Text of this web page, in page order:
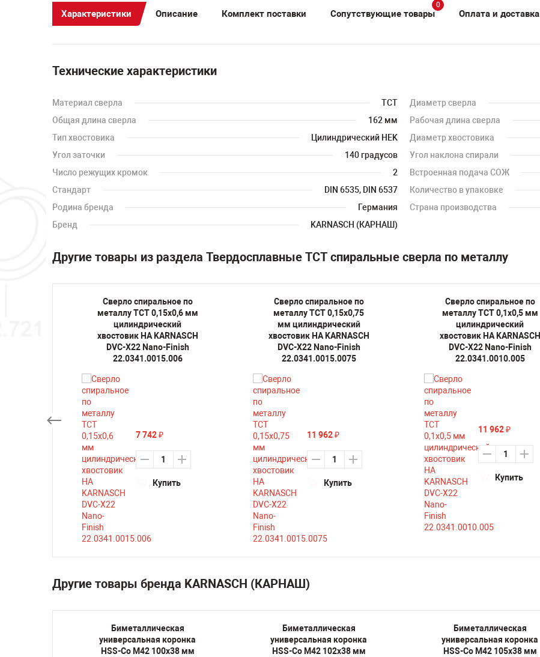
Характеристики Описание Комплект поставки Сопутствующие товары
0
Оплата и доставка
Технические характеристики
Материал сверла TCT Диаметр сверла
Общая длина сверла
162 мм Рабочая длина сверла
Тип хвостовика
Цилиндрический HEK Диаметр хвостовика
Угол заточки
140 градусов Угол наклона спирали
Число режущих кромок
2 Встроенная подача СОЖ
Стандарт
DIN 6535, DIN 6537 Количество в упаковке
Родина бренда
Германия Страна производства
Бренд
KARNASCH (КАРНАШ)
Другие товары из раздела Твердосплавные TCT спиральные сверла по металлу
Сверло спиральное по
металлу TCT 0,15х0,6 мм
цилиндрический
хвостовик HA KARNASCH
DVC-X22 Nano-Finish
22.0341.0015.006
7 742 ₽
Купить
Сверло спиральное по
металлу TCT 0,15х0,75
мм цилиндрический
хвостовик HA KARNASCH
DVC-X22 Nano-Finish
22.0341.0015.0075
11 962 ₽
Купить
Сверло спиральное по
металлу TCT 0,1х0,5 мм
цилиндрический
хвостовик HA KARNASCH
DVC-X22 Nano-Finish
22.0341.0010.005
11 962 ₽
Купить
Другие товары бренда KARNASCH (КАРНАШ)
Биметаллическая
универсальная коронка
HSS-Co M42 100х38 мм
Биметаллическая
универсальная коронка
HSS-Co M42 102х38 мм
Биметаллическая
универсальная коронка
HSS-Co M42 105х38 мм